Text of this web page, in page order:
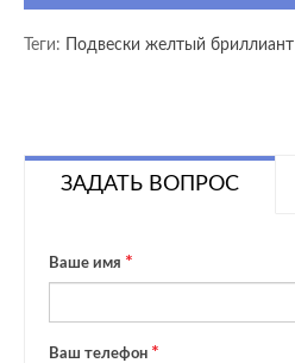
Теги: Подвески желтый бриллиант
ЗАДАТЬ ВОПРОС
Ваше имя
Ваш телефон